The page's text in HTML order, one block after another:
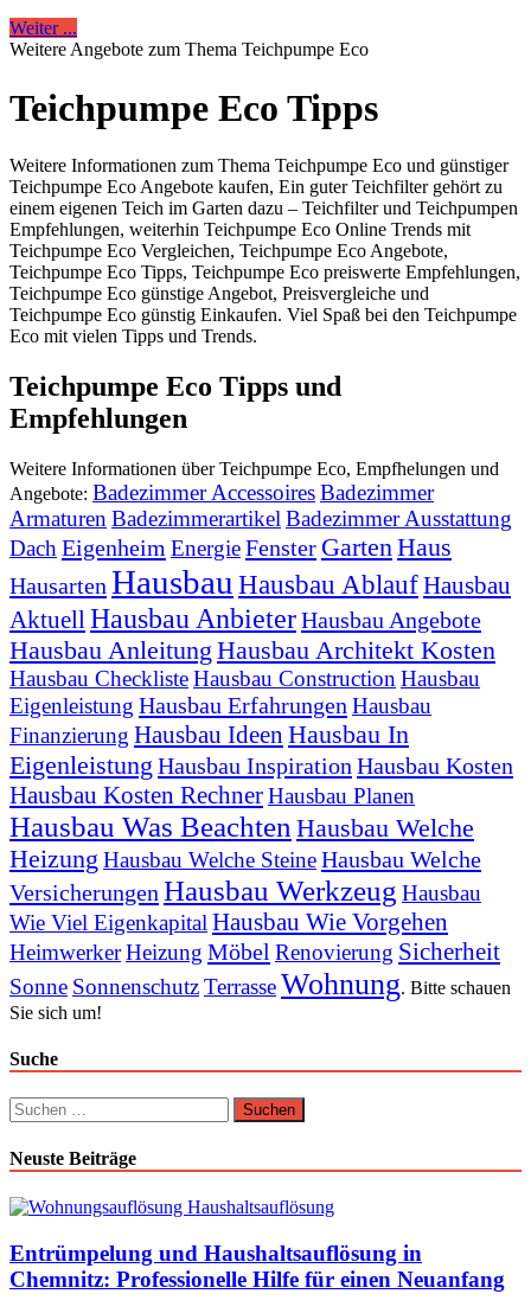
Weiter ...
Weitere Angebote zum Thema Teichpumpe Eco
Teichpumpe Eco Tipps
Weitere Informationen zum Thema Teichpumpe Eco und günstiger
Teichpumpe Eco Angebote kaufen, Ein guter Teichfilter gehört zu
einem eigenen Teich im Garten dazu – Teichfilter und Teichpumpen
Empfehlungen, weiterhin Teichpumpe Eco Online Trends mit
Teichpumpe Eco Vergleichen, Teichpumpe Eco Angebote,
Teichpumpe Eco Tipps, Teichpumpe Eco preiswerte Empfehlungen,
Teichpumpe Eco günstige Angebot, Preisvergleiche und
Teichpumpe Eco günstig Einkaufen. Viel Spaß bei den Teichpumpe
Eco mit vielen Tipps und Trends.
Teichpumpe Eco Tipps und
Empfehlungen
Weitere Informationen über Teichpumpe Eco, Empfhelungen und
Angebote: Badezimmer AccessoiresBadezimmer
Armaturen Badezimmerartikel Badezimmer Ausstattung
Dach Eigenheim EnergieFenster Garten Haus
Hausarten Hausbau Hausbau AblaufHausbau
AktuellHausbau AnbieterHausbau Angebote
Hausbau Anleitung Hausbau Architekt Kosten
Hausbau ChecklisteHausbau Construction Hausbau
Eigenleistung Hausbau Erfahrungen Hausbau
Finanzierung Hausbau Ideen Hausbau In
Eigenleistung Hausbau Inspiration Hausbau Kosten
Hausbau Kosten RechnerHausbau Planen
Hausbau Was Beachten Hausbau Welche
Heizung Hausbau Welche SteineHausbau Welche
Versicherungen Hausbau Werkzeug Hausbau
Wie Viel Eigenkapital Hausbau Wie Vorgehen
HeimwerkerHeizung Möbel Renovierung Sicherheit
Sonne SonnenschutzTerrasseWohnung. Bitte schauen
Sie sich um!
Suche
Suchen
nach:
Neuste Beiträge
Entrümpelung und Haushaltsauflösung in
Chemnitz: Professionelle Hilfe für einen Neuanfang